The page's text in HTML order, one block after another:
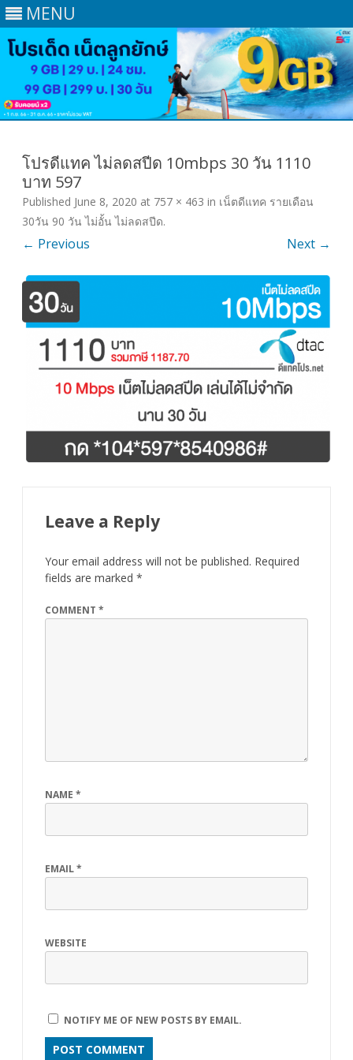
MENU
โปรดีแทค ไม่ลดสปีด 10mbps 30 วัน 1110
บาท 597
Published June 8, 2020 at 757 × 463 in เน็ตดีแทค รายเดือน
30วัน 90 วัน ไม่อั้น ไม่ลดสปีด.
← Previous Next →
Leave a Reply
Your email address will not be published. Required
fields are marked *
COMMENT *
NAME *
EMAIL*
WEBSITE
NOTIFY ME OF NEW POSTS BY EMAIL.